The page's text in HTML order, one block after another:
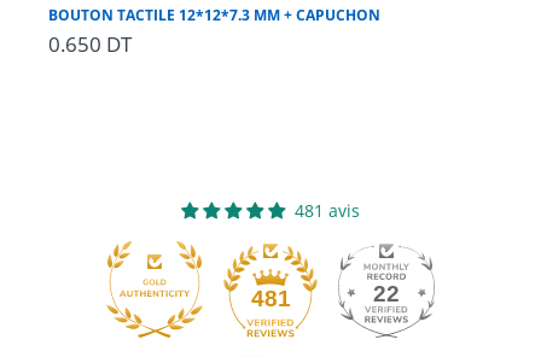
BOUTON TACTILE 12*12*7.3 MM + CAPUCHON
0.650 DT
481 avis
481 22